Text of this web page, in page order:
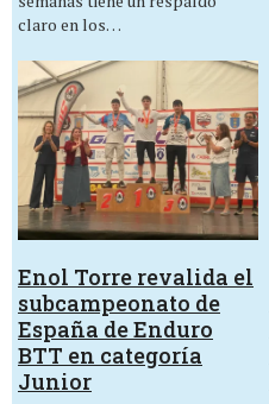
claro en los…
Enol Torre revalida el
subcampeonato de
España de Enduro
BTT en categoría
Junior